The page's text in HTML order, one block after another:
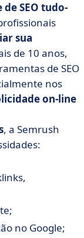
SEO tudo-
sua
de 10 anos,
de SEO
nos
on-line
, a Semrush
no Google;